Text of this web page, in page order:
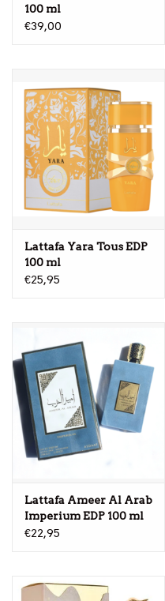
100 ml
€39,00
Lattafa Yara Tous EDP
100 ml
€25,95
Lattafa Ameer Al Arab
Imperium EDP 100 ml
€22,95